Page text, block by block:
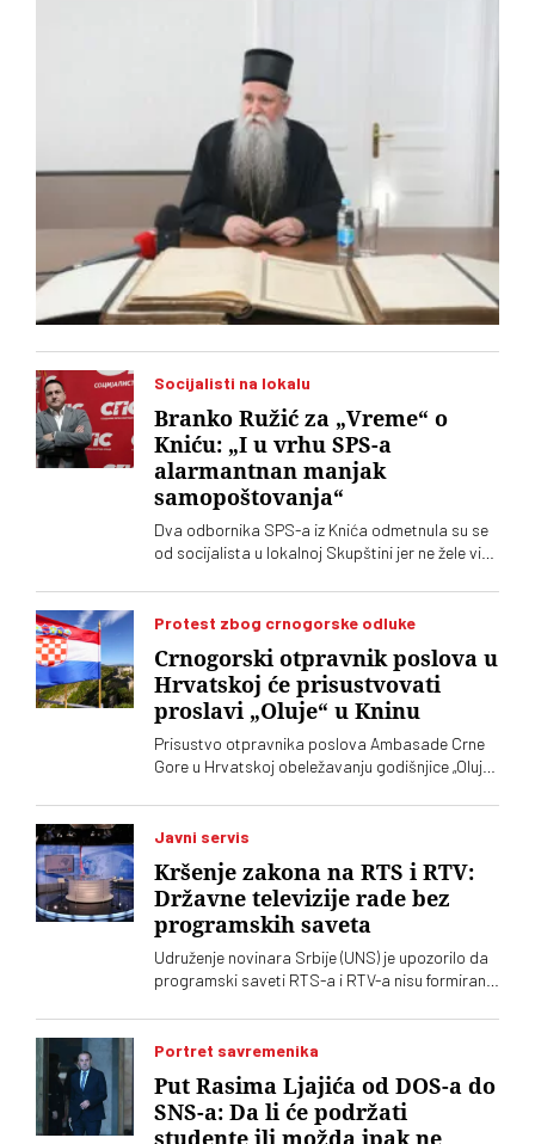
Socijalisti na lokalu
Branko Ružić za „Vreme“ o
Kniću: „I u vrhu SPS-a
alarmantnan manjak
samopoštovanja“
Dva odbornika SPS-a iz Knića odmetnula su se
od socijalista u lokalnoj Skupštini jer ne žele više
naprednjacima. Jedan od njih kaže za „Vreme“
da je „SNS u Kniću nasilna skupina
ikada više, da sarađuju. Branko Ružić za
„Vreme“ kaže da je alarmantno da tendencije
odricanja od izvornih principa i mazohizma
postoje ne samo na lokalu, već i u samom vrhu
SPS-a
Protest zbog crnogorske odluke
Crnogorski otpravnik poslova u
Hrvatskoj će prisustvovati
proslavi „Oluje“ u Kninu
Prisustvo otpravnika poslova Ambasade Crne
Gore u Hrvatskoj obeležavanju godišnjice „Oluje“
Vučić je poručio da je reč o proslavi zločina
počinjenih nad srpskim narodom
Javni servis
Kršenje zakona na RTS i RTV:
Državne televizije rade bez
programskih saveta
Udruženje novinara Srbije (UNS) je upozorilo da
programski saveti RTS-a i RTV-a nisu formirani
čega se postavlja pitanje poštovanja zakonskih
procedura i funkcionisanja mehanizama
Portret savremenika
Put Rasima Ljajića od DOS-a do
SNS-a: Da li će podržati
studente ili možda ipak ne